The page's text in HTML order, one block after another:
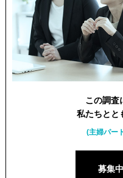
この調査
私たちとと
(主婦パー
募集